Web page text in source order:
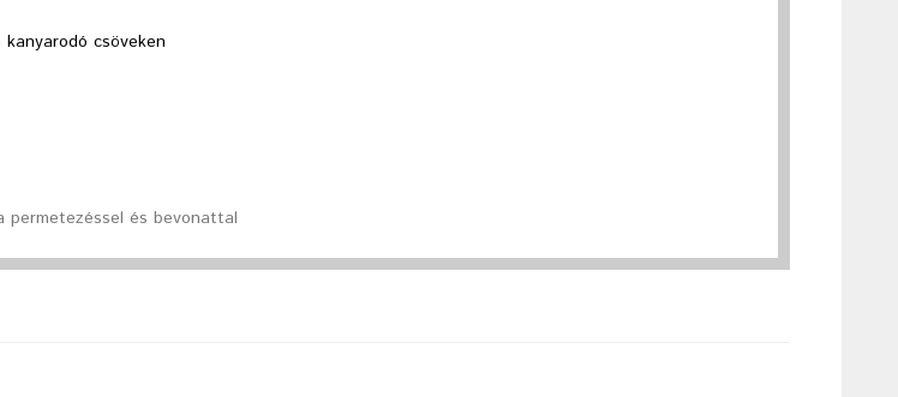
csöveken
permetezéssel és bevonattal